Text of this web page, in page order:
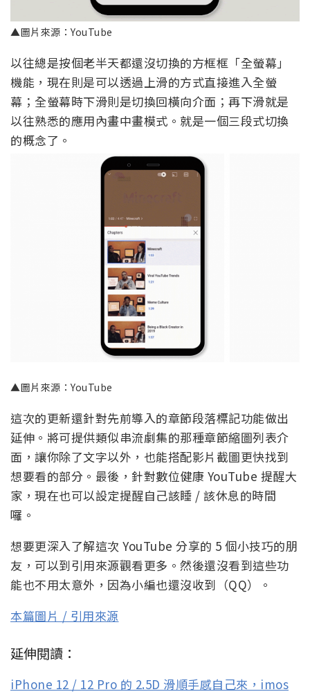
▲圖片來源：YouTube
以往總是按個老半天都還沒切換的方框框「全螢幕」
機能，現在則是可以透過上滑的方式直接進入全螢
幕；全螢幕時下滑則是切換回橫向介面；再下滑就是
以往熟悉的應用內畫中畫模式。就是一個三段式切換
的概念了。
▲圖片來源：YouTube
這次的更新還針對先前導入的章節段落標記功能做出
延伸。將可提供類似串流劇集的那種章節縮圖列表介
面，讓你除了文字以外，也能搭配影片截圖更快找到
想要看的部分。最後，針對數位健康 YouTube 提醒大
家，現在也可以設定提醒自己該睡 / 該休息的時間
囉。
想要更深入了解這次 YouTube 分享的 5 個小技巧的朋
友，可以到引用來源觀看更多。然後還沒看到這些功
能也不用太意外，因為小編也還沒收到（QQ）。
本篇圖片 / 引用來源
延伸閱讀：
iPhone 12 / 12 Pro 的 2.5D 滑順手感自己來，imos